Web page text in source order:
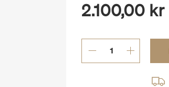
2.100,00 kr